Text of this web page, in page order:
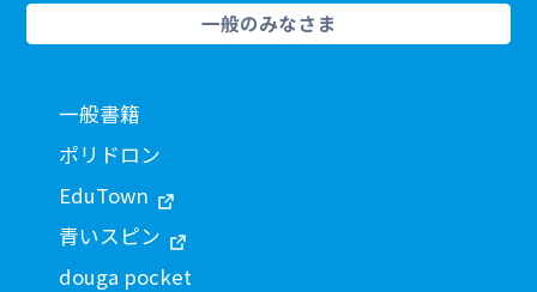
一般のみなさま
一般書籍
ポリドロン
EduTown
青いスピン
douga pocket